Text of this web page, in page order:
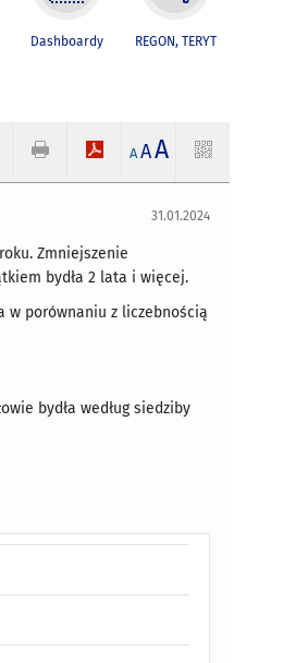
Dashboardy REGON, TERYT
A AA
31.01.2024
Zmniejszenie
bydła 2 lata i więcej.
w porównaniu z liczebnością
bydła według siedziby